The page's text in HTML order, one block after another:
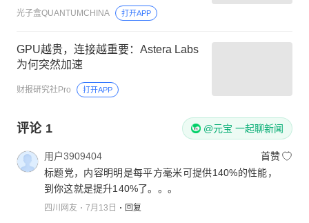
光子盒QUANTUMCHINA 打开APP
GPU越贵，连接越重要：Astera Labs
为何突然加速
财报研究社Pro 打开APP
评论 1 @元宝 一起聊新闻
用户3909404
首赞
标题党，内容明明是每平方毫米可提供140%的性能，
到你这就是提升140%了。。。
四川网友 7月13日 回复